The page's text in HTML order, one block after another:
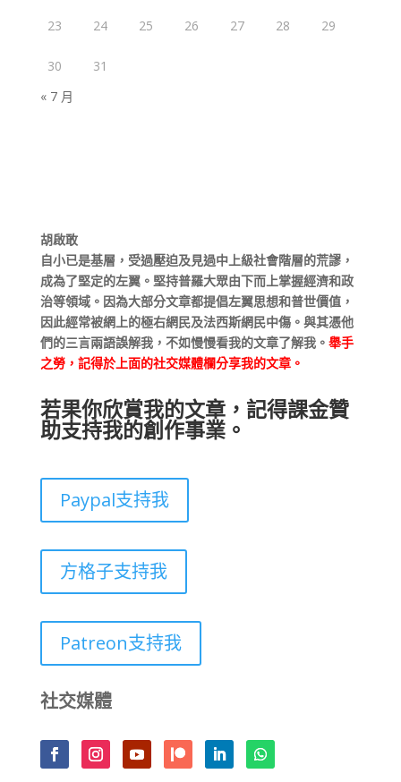
23 24 25 26 27 28 29
30
31
« 7 月
胡啟敢
自小已是基層，受過壓迫及見過中上級社會階層的荒謬，
成為了堅定的左翼。堅持普羅大眾由下而上掌握經濟和政
治等領域。因為大部分文章都提倡左翼思想和普世價值，
因此經常被網上的極右網民及法西斯網民中傷。與其憑他
們的三言兩語誤解我，不如慢慢看我的文章了解我。 舉手
之勞，記得於上面的社交媒體欄分享我的文章。
若果你欣賞我的文章，記得課金贊
助支持我的創作事業。
Paypal支持我
方格子支持我
Patreon支持我
社交媒體